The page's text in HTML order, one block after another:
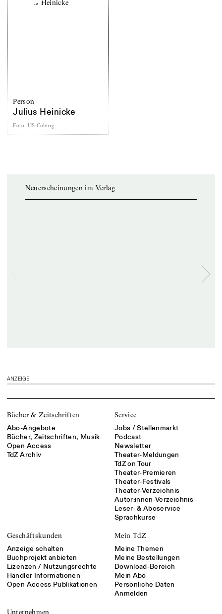
Person
Julius Heinicke
Foto: HS Coburg
Neuerscheinungen im Verlag
ANZEIGE
Bücher & Zeitschriften
Abo-Angebote
Bücher, Zeitschriften, Musik
Open Access
TdZ Archiv
Service
Jobs / Stellenmarkt
Podcast
Newsletter
Theater-Meldungen
TdZ on Tour
Theater-Premieren
Theater-Festivals
Theater-Verzeichnis
Autor:innen-Verzeichnis
Leser- & Aboservice
Sprachkurse
Geschäftskunden
Anzeige schalten
Buchprojekt anbieten
Lizenzen / Nutzungsrechte
Händler Informationen
Open Access Publikationen
Mein TdZ
Meine Themen
Meine Bestellungen
Download-Bereich
Mein Abo
Persönliche Daten
Anmelden
Unternehmen